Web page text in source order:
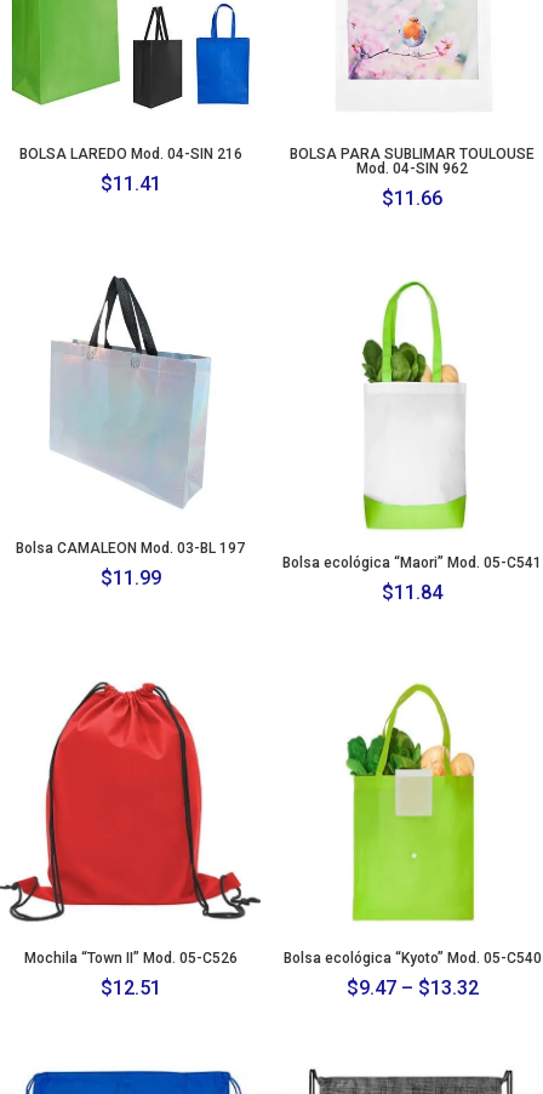
BOLSA LAREDO Mod. 04-SIN 216
$11.41
BOLSA PARA SUBLIMAR TOULOUSE
Mod. 04-SIN 962
$11.66
Bolsa CAMALEON Mod. 03-BL 197
$11.99
Bolsa ecológica “Maori” Mod. 05-C541
$11.84
Mochila “Town II” Mod. 05-C526
$12.51
Bolsa ecológica “Kyoto” Mod. 05-C540
$9.47 – $13.32Price